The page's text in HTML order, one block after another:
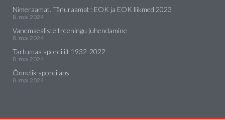
Nimeraamat. Tänuraamat : EOK ja EOK liikmed 2023
8. mai 2024
Vanemaealiste treeningu juhendamine
8. mai 2024
Tartumaa spordiliit 1932-2022
8. mai 2024
Õnnelik spordilaps
8. mai 2024